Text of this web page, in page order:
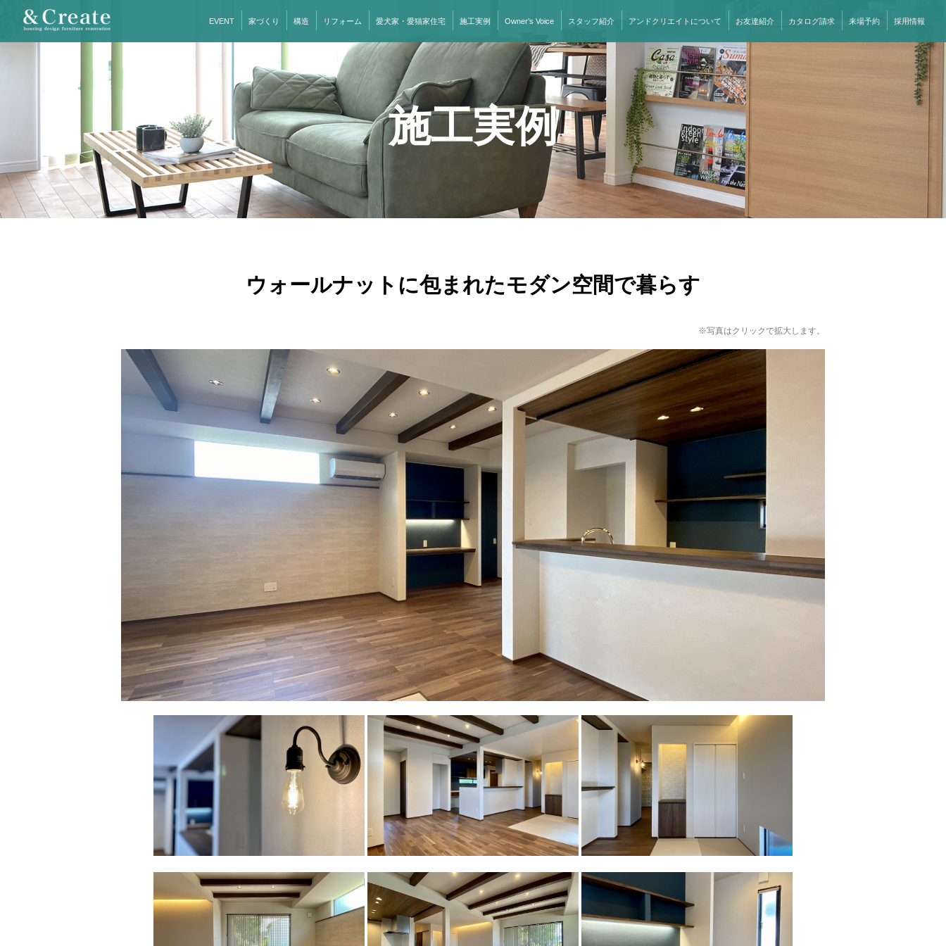
EVENT 家づくり 構造 リフォーム 愛犬家・愛猫家住宅 施工実例 Owner’s Voice スタッフ紹介 アンドクリエイトについて お友達紹介 カタログ請求 来場予約 採用情報
施工実例
ウォールナットに包まれたモダン空間で暮らす
※写真はクリックで拡大します。